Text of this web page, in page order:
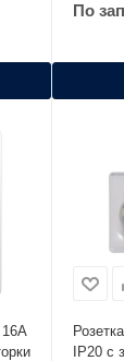
По
16А
IP20 с